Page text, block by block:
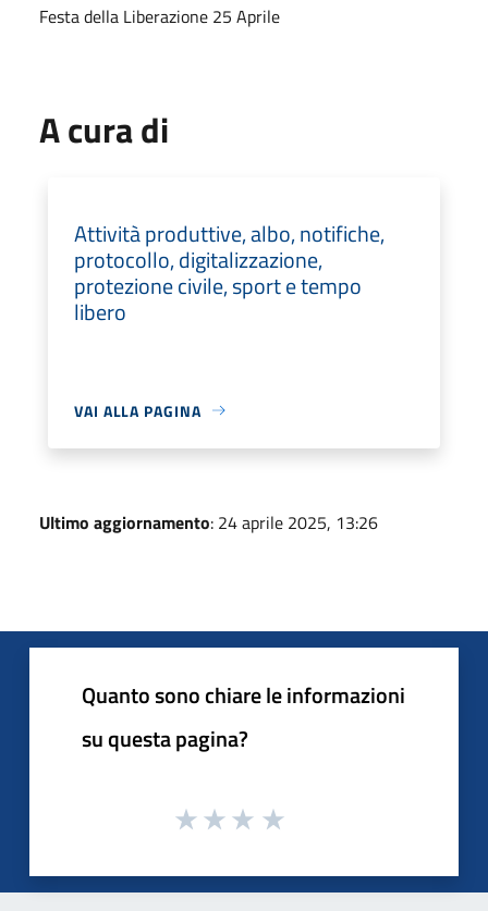
Festa della Liberazione 25 Aprile
A cura di
Attività produttive, albo, notifiche,
protocollo, digitalizzazione,
protezione civile, sport e tempo
libero
VAI ALLA PAGINA
Ultimo aggiornamento: 24 aprile 2025, 13:26
Quanto sono chiare le informazioni
su questa pagina?